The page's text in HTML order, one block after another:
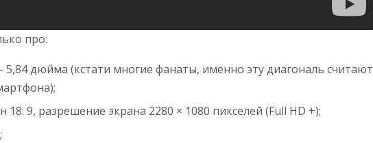
про:
5,84 дюйма (кстати многие фанаты, именно эту диагональ считают
9, разрешение экрана 2280 × 1080 пикселей (Full HD +);